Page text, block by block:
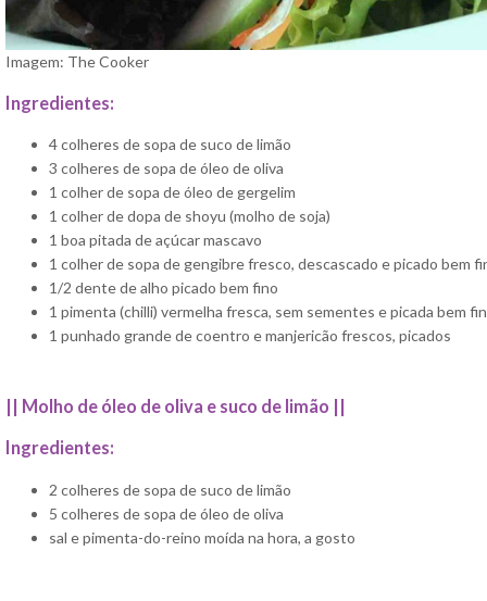
Imagem: The Cooker
Ingredientes:
4 colheres de sopa de suco de limão
3 colheres de sopa de óleo de oliva
1 colher de sopa de óleo de gergelim
1 colher de dopa de shoyu (molho de soja)
1 boa pitada de açúcar mascavo
1 colher de sopa de gengibre fresco, descascado e picado bem
1/2 dente de alho picado bem fino
1 pimenta (chilli) vermelha fresca, sem sementes e picada bem
1 punhado grande de coentro e manjericão frescos, picados
|| Molho de óleo de oliva e suco de limão ||
Ingredientes:
2 colheres de sopa de suco de limão
5 colheres de sopa de óleo de oliva
sal e pimenta-do-reino moída na hora, a gosto